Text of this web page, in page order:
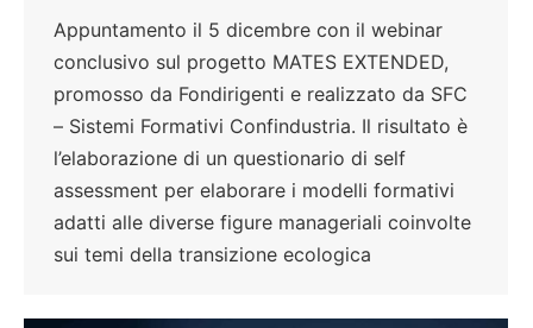
Appuntamento il 5 dicembre con il webinar
conclusivo sul progetto MATES EXTENDED,
promosso da Fondirigenti e realizzato da SFC
– Sistemi Formativi Confindustria. Il risultato è
l’elaborazione di un questionario di self
assessment per elaborare i modelli formativi
adatti alle diverse figure manageriali coinvolte
sui temi della transizione ecologica